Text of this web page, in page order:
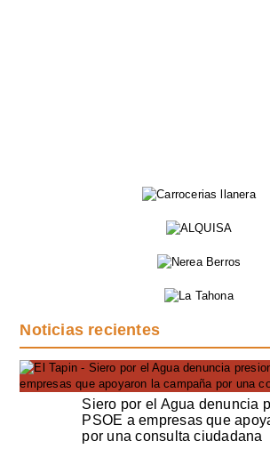
Noticias recientes
Siero por el Agua denuncia
PSOE a empresas que
por una consulta ciudadana